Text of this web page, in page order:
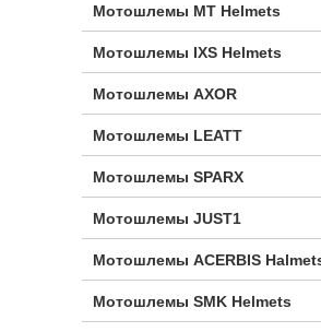
Мотошлемы MT Helmets
Мотошлемы IXS Helmets
Мотошлемы AXOR
Мотошлемы LEATT
Мотошлемы SPARX
Мотошлемы JUST1
Мотошлемы ACERBIS
Мотошлемы SMK Helmets